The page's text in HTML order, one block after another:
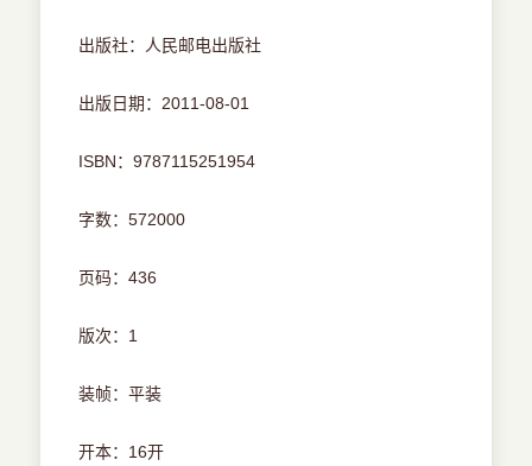
出版社：人民邮电出版社
出版日期：2011-08-01
ISBN：9787115251954
字数：572000
页码：436
版次：1
装帧：平装
开本：16开